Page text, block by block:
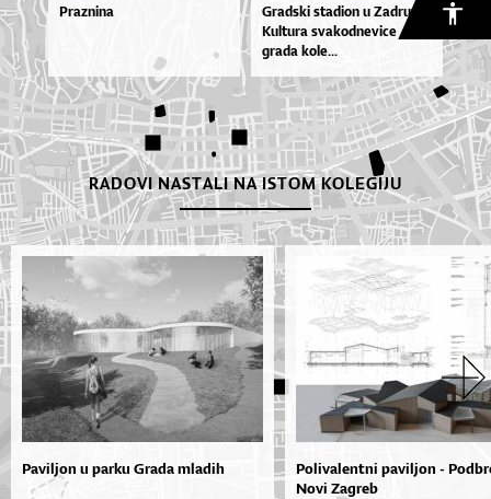
Praznina
Grad­ski sta­di­on u Za­dru:
Kul­tu­ra sva­kod­ne­vi­ce / na­
gra­da ko­le...
RADOVI NASTALI NA ISTOM KOLEGIJU
Paviljon u parku Grada mladih
Polivalentni paviljon -
Novi Zagreb